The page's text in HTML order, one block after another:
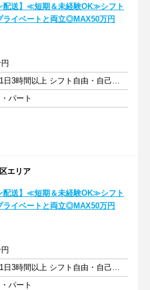
配送】≪短期＆未経験OK≫シフト
ライベートと両立◎MAX50万円
週1日以上 1日3時間以上 シフト自由・自己申告
パート
エリア
配送】≪短期＆未経験OK≫シフト
ライベートと両立◎MAX50万円
週1日以上 1日3時間以上 シフト自由・自己申告
パート